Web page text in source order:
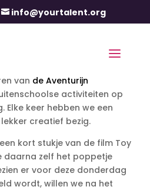
 info@yourtalent.org
van de Aventurijn
activiteiten op
Elke keer hebben we een
creatief bezig.
kort stukje van de film Toy
daarna zelf het poppetje
er voor deze donderdag
wordt, willen we na het